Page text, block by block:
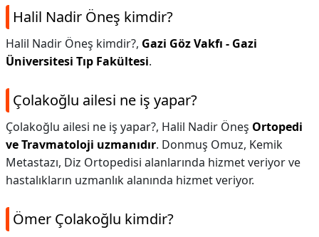
Halil Nadir Öneş kimdir?
Halil Nadir Öneş kimdir?, Gazi Göz Vakfı - Gazi
Üniversitesi Tıp Fakültesi.
Çolakoğlu ailesi ne iş yapar?
Çolakoğlu ailesi ne iş yapar?, Halil Nadir Öneş Ortopedi
ve Travmatoloji uzmanıdır. Donmuş Omuz, Kemik
Metastazı, Diz Ortopedisi alanlarında hizmet veriyor ve
hastalıkların uzmanlık alanında hizmet veriyor.
Ömer Çolakoğlu kimdir?